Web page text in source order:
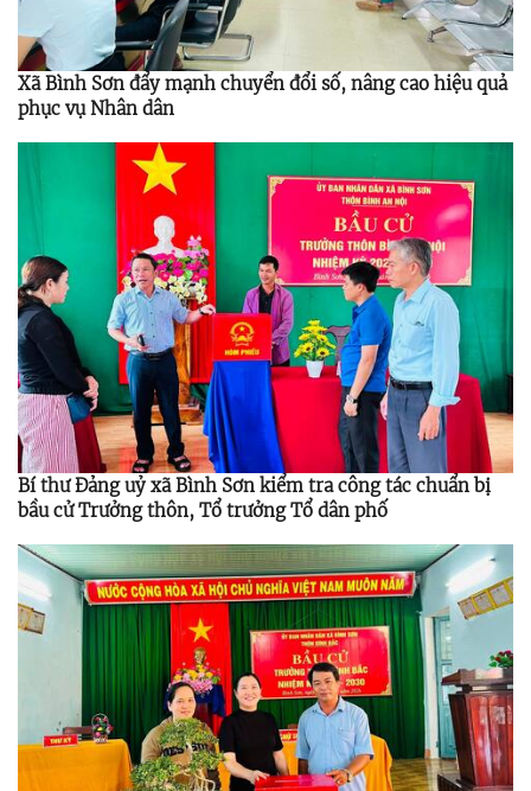
Xã Bình Sơn đẩy mạnh chuyển đổi số, nâng cao hiệu quả
phục vụ Nhân dân
Bí thư Đảng uỷ xã Bình Sơn kiểm tra công tác chuẩn bị
bầu cử Trưởng thôn, Tổ trưởng Tổ dân phố